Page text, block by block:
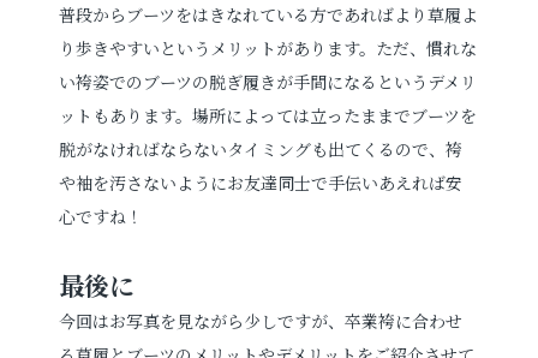
普段からブーツをはきなれている方であればより草履よ
り歩きやすいというメリットがあります。ただ、慣れな
い袴姿でのブーツの脱ぎ履きが手間になるというデメリ
ットもあります。場所によっては立ったままでブーツを
脱がなければならないタイミングも出てくるので、袴
や袖を汚さないようにお友達同士で手伝いあえれば安
心ですね！
最後に
今回はお写真を見ながら少しですが、卒業袴に合わせ